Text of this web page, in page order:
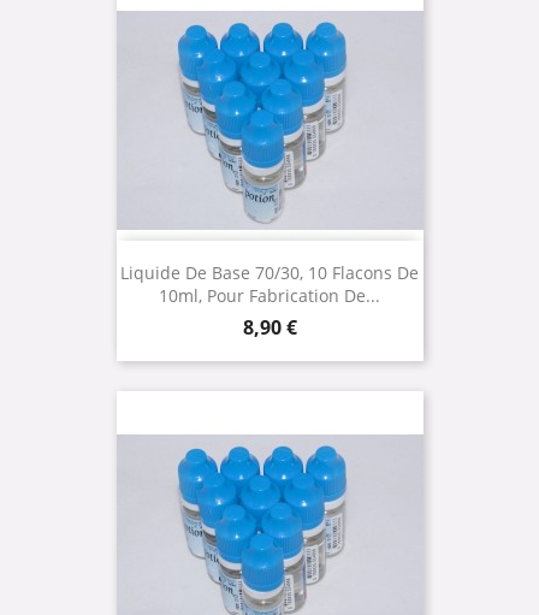
Liquide De Base 70/30, 10 Flacons De
10ml, Pour Fabrication De...
Prix
8,90 €